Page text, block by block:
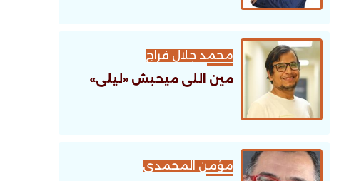
محمد جلال فراج
مين اللى ميحبش «ليلى»
مؤمن المحمدى